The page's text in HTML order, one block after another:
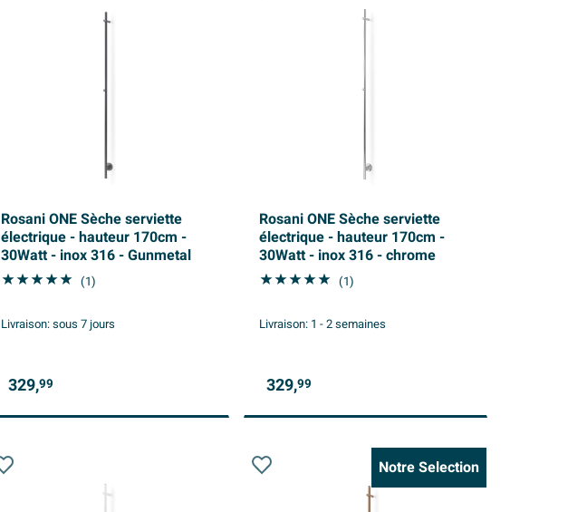
Rosani ONE Sèche serviette
électrique - hauteur 170cm -
30Watt - inox 316 - Gunmetal
(1)
Livraison:sous 7 jours
329,99
Rosani ONE Sèche serviette
électrique - hauteur 170cm -
30Watt - inox 316 - chrome
(1)
Livraison: 1 - 2 semaines
329,99
Notre Selection